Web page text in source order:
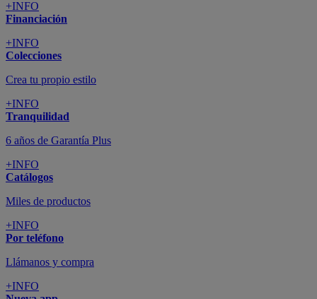
+INFO
Financiación
+INFO
Colecciones
Crea tu propio estilo
+INFO
Tranquilidad
6 años de Garantía Plus
+INFO
Catálogos
Miles de productos
+INFO
Por teléfono
Llámanos y compra
+INFO